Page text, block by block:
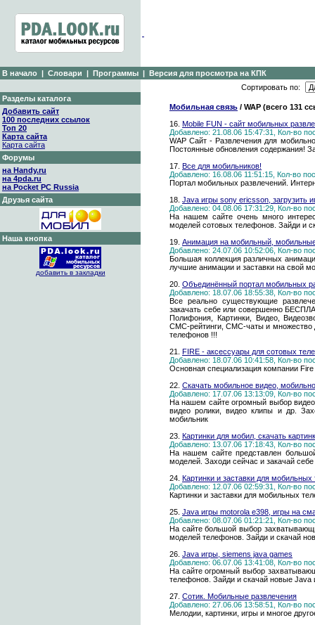
В начало | Словари | Программы | Версия для просмотра на КПК
Разделы каталога
Добавить сайт
100 последних ссылок
Топ 20
Карта сайта
Карта сайта
Форумы
на Handy.ru
на 4pda.ru
на Pocket PC Russia
Друзья сайта
Наша кнопка
добавить в закладки
Сортировать по:
Мобильная связь / WAP (всего 131
16. Mobile FUN - сайт мобильных
Добавлено: 21.08.06 15:47:31, Кол-во
WAP Сайт - Развлечения для
Постоянные обновления содержания!
17. Все для мобильников!
Добавлено: 16.08.06 11:51:15, Кол-во
Портал мобильных развлечений.
18. Java игры sony ericsson, загрузить
Добавлено: 04.08.06 17:31:29, Кол-во
На нашем сайте очень много
моделей сотовых телефонов. Зайди и
19. Анимация на мобильный,
Добавлено: 24.07.06 10:52:06, Кол-во
Большая коллекция различных
лучшие анимации и заставки на свой
20. Объединённый портал мобильных
Добавлено: 18.07.06 18:55:38, Кол-во
Все реально существующие
закачать себе или совершенно
Полифония, Картинки, Видео,
СМС-рейтинги, СМС-чаты и множество
телефонов !!!
21. FIRE - аксессуары для сотовых
Добавлено: 18.07.06 10:41:58, Кол-во
Основная специализация компании
22. Скачать мобильное видео,
Добавлено: 17.07.06 13:13:09, Кол-во
На нашем сайте огромный выбор
видео ролики, видео клипы и др.
мобильник
23. Картинки для мобил, скачать
Добавлено: 13.07.06 17:18:43, Кол-во
На нашем сайте представлен
моделей. Заходи сейчас и закачай
24. Картинки и заставки для
Добавлено: 12.07.06 02:59:31, Кол-во
Картинки и заставки для мобильных
25. Java игры motorola e398, игры на
Добавлено: 08.07.06 01:21:21, Кол-во
На сайте большой выбор
моделей телефонов. Зайди и скачай
26. Java игры, siemens java games
Добавлено: 06.07.06 13:41:08, Кол-во
На сайте огромный выбор
телефонов. Зайди и скачай новые Java
27. Сотик. Мобильные развлечения
Добавлено: 27.06.06 13:58:51, Кол-во
Мелодии, картинки, игры и многое